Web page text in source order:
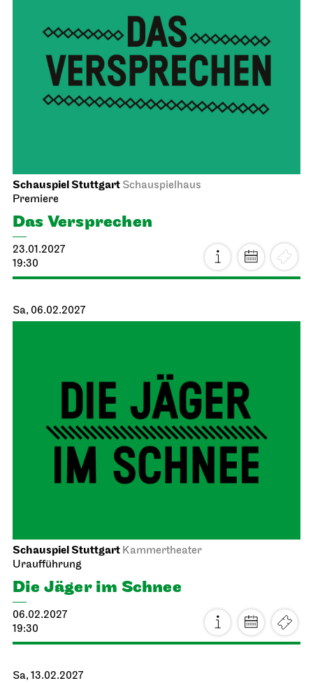
Schauspiel Stuttgart Schauspielhaus
Premiere
Das Ver­sprechen
23.01.2027
19:30
Sa, 06.02.2027
Schauspiel Stuttgart Kammertheater
Uraufführung
Die Jäger im Schnee
06.02.2027
19:30
Sa, 13.02.2027